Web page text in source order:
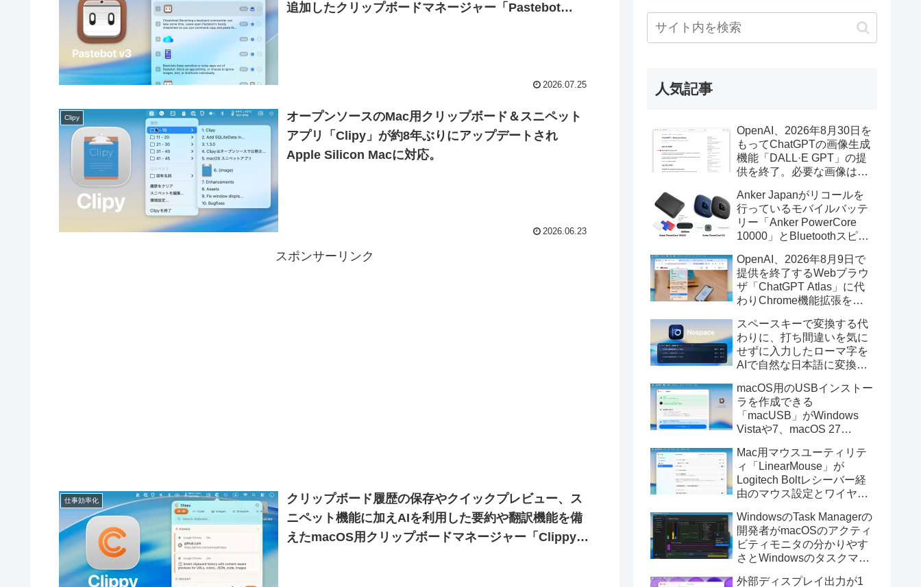
追加したクリップボードマネージャー「Pastebot
2026.07.25
Clipy
オープンソースのMac用クリップボード＆スニペット
アプリ「Clipy」が約8年ぶりにアップデートされ
Apple Silicon Macに対応。
2026.06.23
スポンサーリンク
仕事効率化
クリップボード履歴の保存やクイックプレビュー、ス
ニペット機能に加えAIを利用した要約や翻訳機能を備
えたmacOS用クリップボードマネージャー「Clippy」
人気記事
OpenAI、2026年8月30日を
もってChatGPTの画像生成
機能「DALL·E GPT」の提
供を終了。必要な画像は期
Anker Japanがリコールを
行っているモバイルバッテ
リー「Anker PowerCore
10000」とBluetoothスピー
辺を焼損する火災が6月に3
件発生していたそうなので
注意を。
OpenAI、2026年8月9日で
提供を終了するWebブラウ
ザ「ChatGPT Atlas」に代
わりChrome機能拡張をア
画の質問やAsk ChatGPT機
能を追加。
スペースキーで変換する代
わりに、打ち間違いを気に
せずに入力したローマ字を
AIで自然な日本語に変換し
力アプリ「Nospace」がリ
リース。
macOS用のUSBインストー
ラを作成できる
「macUSB」がWindows
Vistaや7、macOS 27
トーラの作成に対応。
Mac用マウスユーティリテ
ィ「LinearMouse」が
Logitech Boltレシーバー経
由のマウス設定とワイヤレ
ックボールに対応。
WindowsのTask Managerの
開発者がmacOSのアクティ
ビティモニタの分かりやす
さとWindowsのタスクマネ
外部ディスプレイ出力が1